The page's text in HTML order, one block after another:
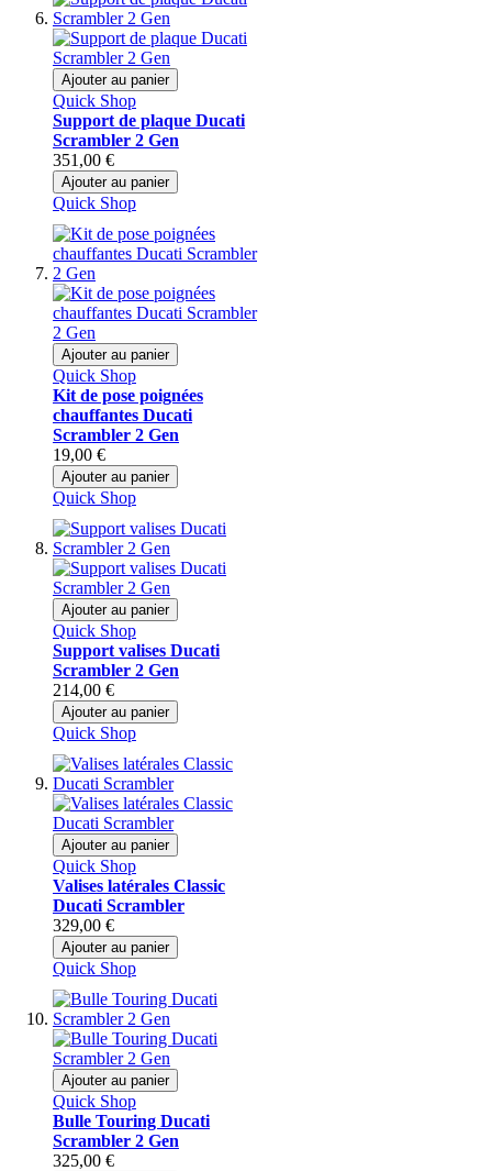
Ajouter au panier
Quick Shop
Support de plaque Ducati
Scrambler 2 Gen
351,00 €
Ajouter au panier
Quick Shop
Ajouter au panier
Quick Shop
Kit de pose poignées
chauffantes Ducati
Scrambler 2 Gen
19,00 €
Ajouter au panier
Quick Shop
Ajouter au panier
Quick Shop
Support valises Ducati
Scrambler 2 Gen
214,00 €
Ajouter au panier
Quick Shop
Ajouter au panier
Quick Shop
Valises latérales Classic
Ducati Scrambler
329,00 €
Ajouter au panier
Quick Shop
Ajouter au panier
Quick Shop
Bulle Touring Ducati
Scrambler 2 Gen
325,00 €